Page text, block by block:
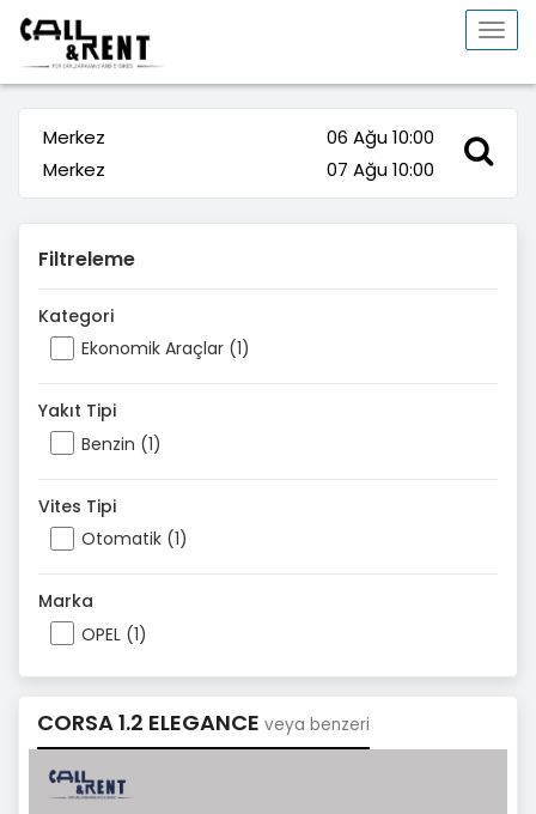
Merkez
06 Ağu 10:00
Merkez
07 Ağu 10:00
Filtreleme
Kategori
Ekonomik Araçlar (1)
Yakıt Tipi
Benzin (1)
Vites Tipi
Otomatik (1)
Marka
OPEL (1)
CORSA 1.2 ELEGANCE veya benzeri